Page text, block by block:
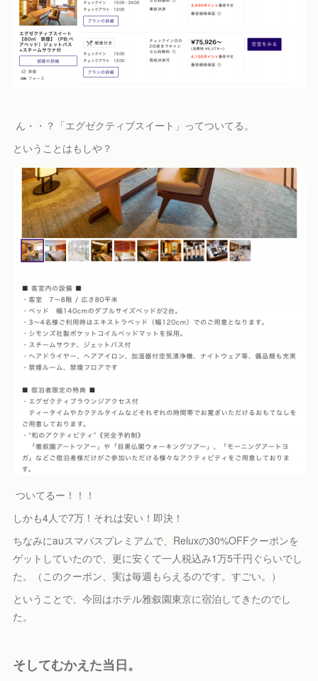
ん・・？「エグゼクティブスイート」ってついてる。
ということはもしや？
ついてるー！！！
しかも4人で7万！それは安い！即決！
ちなみにauスマパスプレミアムで、Reluxの30%OFFクーポンを
ゲットしていたので、更に安くて一人税込み1万5千円ぐらいでし
た。（このクーポン、実は毎週もらえるのです。すごい。）
ということで、今回はホテル雅叙園東京に宿泊してきたのでし
た。
そしてむかえた当日。